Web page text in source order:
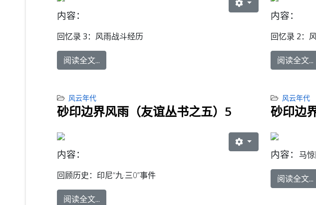
内容：
回忆录 3： 风雨战斗经历
阅读全文...
内容：
回忆录 2：
阅读全文...
风云年代
砂印边界风雨（友谊丛书之五）5
内容：
回顾历史： 印尼“九·三0”事件
阅读全文...
风云年代
砂印边
内容： 马
阅读全文...